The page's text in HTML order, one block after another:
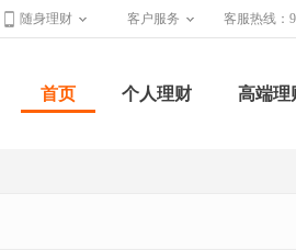
随身理财 客户服务 客服热线：
首页 个人理财 高端理